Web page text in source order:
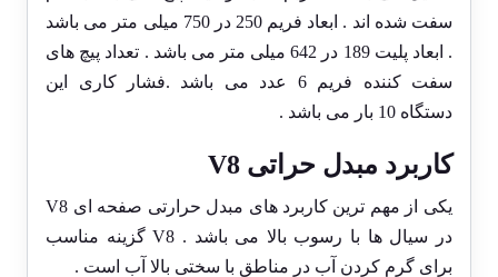
سفت شده اند . ابعاد فریم 250 در 750 میلی متر می باشد
. ابعاد پلیت 189 در 642 میلی متر می باشد . تعداد پیچ های
سفت کننده فریم 6 عدد می باشد .فشار کاری این
دستگاه 10 بار می باشد .
کاربرد مبدل حراتی V8
یکی از مهم ترین کاربرد های مبدل حرارتی صفحه ای V8
در سیال ها با رسوب بالا می باشد . V8 گزینه مناسب
برای گرم کردن آب در مناطق با سختی بالا آب است .